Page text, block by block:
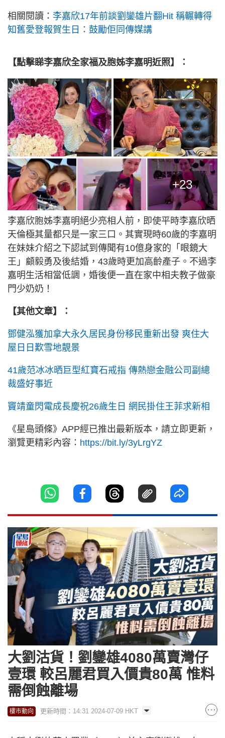
相關閱讀： 李嘉欣17年前談劉鑾雄片翻Hit 稱輾轉得
知舊愛登報賀生日：鼓勵佢同傳媒講
【點擊睇李嘉欣全家福及胞姊李嘉明近照】：
+23
李嘉欣胞姊李嘉明絕少亮相人前，即使平時李嘉欣晒
天倫極其量都只是一家三口。其實現時60歲的李嘉明
在妹妹介紹之下認試到傳聞有10億身家的「眼鏡大
王」顧毅勇及後結婚，43歲時更加高齡產子。不過李
嘉明生活相當低調，婚後便一直在家中相夫教子做豪
門少奶奶！
【其他文章】：
鄧健泓獲加拿大永久居民身份移民重新出發 爽住大
屋日日歎雪地靚景
41歲范冰冰晒巨型紅寶石戒指 傳熱戀金融公司副總
裁盛好事近
竇靖童閃電成長慶祝26歲生日 網民掛住王菲求新相
《星島頭條》APP經已推出最新版本，請立即更新，
瀏覽更精彩內容： https://bit.ly/3yLrgYZ
大劉沽貨！劉鑾雄4080萬賣灣仔
壹環 較呂麗君買入價貴80萬 惟料
需倒蝕離場
樓市動向 更新時間：14:31 2024-07-09 HKT